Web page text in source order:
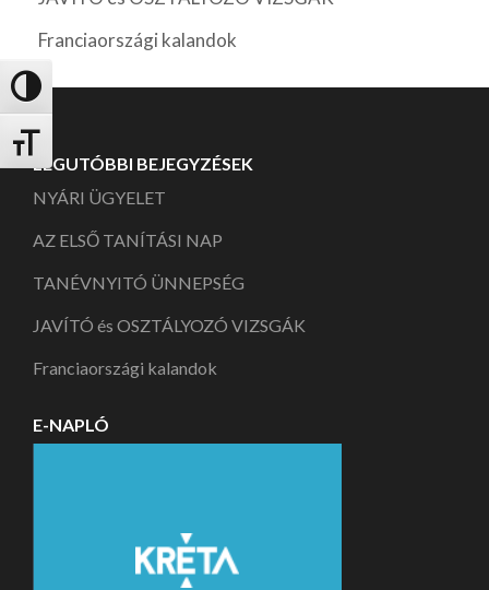
Nagy kontraszt váltása
Betűméret váltása
Franciaországi kalandok
LEGUTÓBBI BEJEGYZÉSEK
NYÁRI ÜGYELET
AZ ELSŐ TANÍTÁSI NAP
TANÉVNYITÓ ÜNNEPSÉG
JAVÍTÓ és OSZTÁLYOZÓ VIZSGÁK
Franciaországi kalandok
E-NAPLÓ